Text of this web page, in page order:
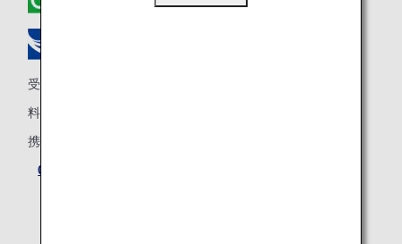
受付時間：9：00～17：00 （日本時間） 年中無休
料金：全国一律
携帯電話からフリーダイヤルはご利用いただけません。
03-6741-8900